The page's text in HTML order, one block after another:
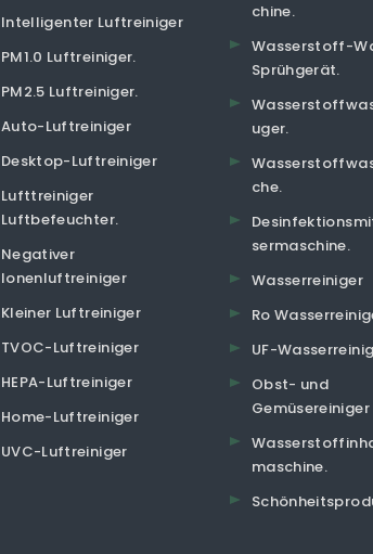
Intelligenter Luftreiniger
PM1.0 Luftreiniger.
PM2.5 Luftreiniger.
Auto-Luftreiniger
Desktop-Luftreiniger
Lufttreiniger
Luftbefeuchter.
Negativer
Ionenluftreiniger
Kleiner Luftreiniger
TVOC-Luftreiniger
HEPA-Luftreiniger
Home-Luftreiniger
UVC-Luftreiniger
chine.
Wasserstoff-
Sprühgerät.
uger.
che.
sermaschine.
Wasserreiniger
Ro
UF-
Obst- und
Gemüsereiniger
maschine.